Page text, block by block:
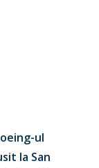
ul
la San